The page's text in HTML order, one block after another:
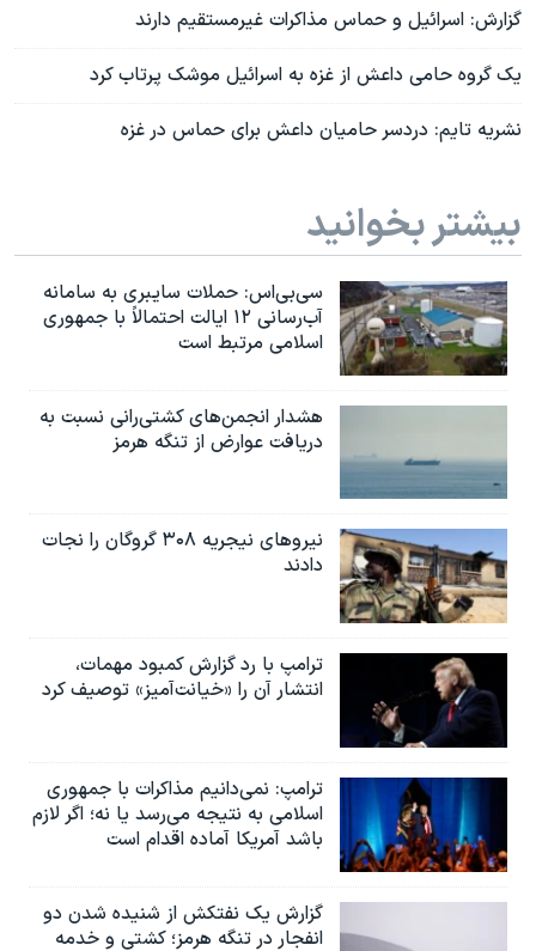
گزارش: اسرائیل و حماس مذاکرات غیرمستقیم دارند
یک گروه حامی داعش از غزه به اسرائیل موشک پرتاب کرد
نشریه تایم: دردسر حامیان داعش برای حماس در غزه
بیشتر بخوانید
سی‌بی‌اس: حملات سایبری به سامانه
آب‌رسانی ۱۲ ایالت احتمالاً با جمهوری
اسلامی مرتبط است
هشدار انجمن‌های کشتی‌رانی نسبت به
دریافت عوارض از تنگه هرمز
نیروهای نیجریه‌ ۳۰۸ گروگان را نجات
دادند
ترامپ با رد گزارش کمبود مهمات،
انتشار آن را «خیانت‌آمیز» توصیف کرد
ترامپ: نمی‌دانیم مذاکرات با جمهوری
اسلامی به نتیجه می‌رسد یا نه؛ اگر لازم
باشد آمریکا آماده اقدام است
گزارش یک نفتکش از شنیده شدن دو
انفجار در تنگه هرمز؛ کشتی و خدمه